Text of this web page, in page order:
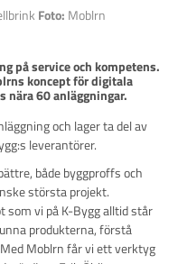
Foto: Moblrn
på service och kompetens.
koncept för digitala
60 anläggningar.
och lager ta del av
leverantörer.
både byggproffs och
största projekt.
som vi på K-Bygg alltid står
produkterna, förstå
Moblrn får vi ett verktyg